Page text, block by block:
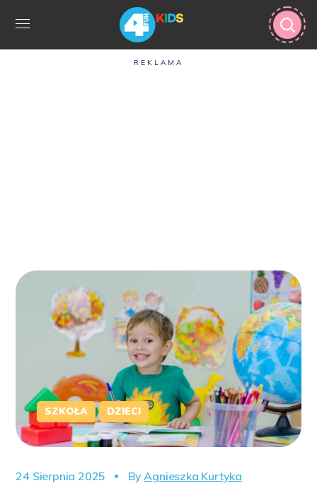
REKLAMA
SZKOŁA DZIECI
24 Sierpnia 2025 ByAgnieszka Kurtyka